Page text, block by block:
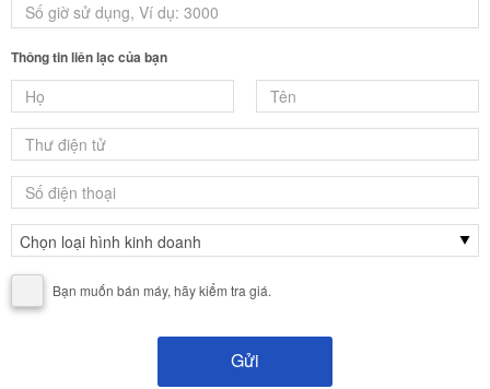
Thông tin liên lạc của bạn
Bạn muốn bán máy, hãy kiểm tra giá.